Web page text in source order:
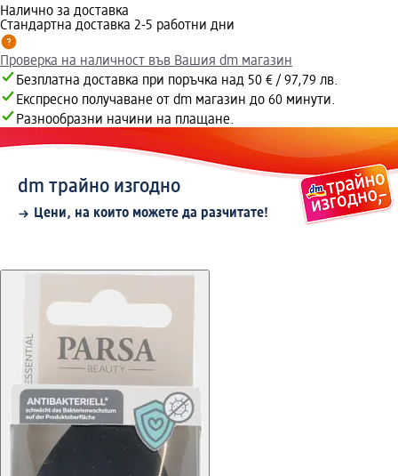
Налично за доставка
Стандартна доставка 2-5 работни дни
Проверка на наличност във Вашия dm магазин
Безплатна доставка при поръчка над 50 € / 97,79 лв.
Експресно получаване от dm магазин до 60 минути.
Разнообразни начини на плащане.
dm трайно изгодно
Цени, на които можете да разчитате!